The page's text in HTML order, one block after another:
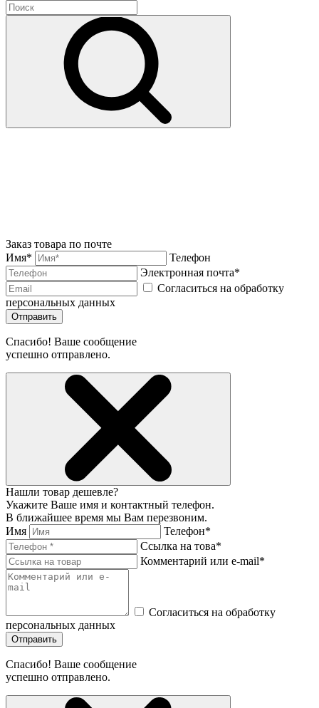
Заказ товара по почте
Имя*
Телефон
Электронная почта*
Согласиться на обработку
персональных данных
Отправить
Спасибо! Ваше сообщение
успешно отправлено.
Нашли товар дешевле?
Укажите Ваше имя и контактный телефон.
В ближайшее время мы Вам перезвоним.
Имя
Телефон*
Ссылка на това*
Комментарий или e-mail*
Согласиться на обработку
персональных данных
Отправить
Спасибо! Ваше сообщение
успешно отправлено.